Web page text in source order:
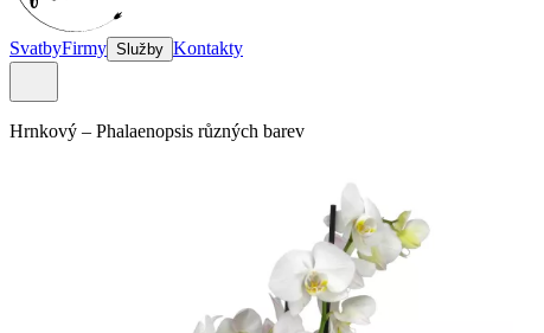
SvatbyFirmy Služby Kontakty
Hrnkový – Phalaenopsis různých barev